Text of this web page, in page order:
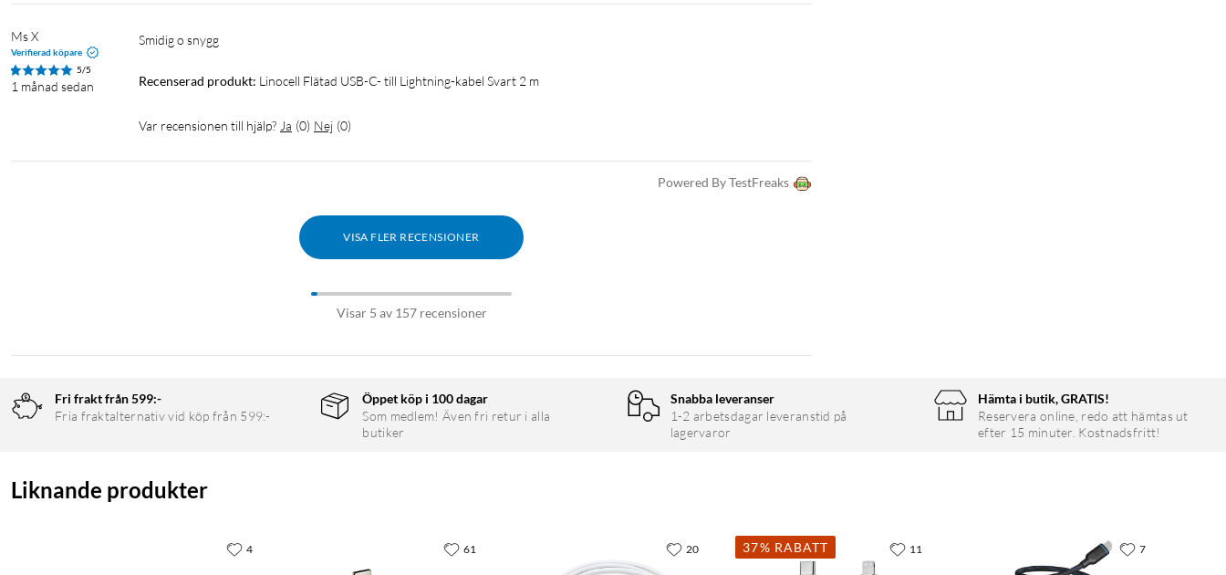
Ms X
Verifierad köpare
5/5
1 månad sedan
Smidig o snygg
Recenserad produkt: Linocell Flätad USB-C- till Lightning-kabel Svart 2 m
Var recensionen till hjälp? Ja (0) Nej (0)
Powered By TestFreaks
VISA FLER RECENSIONER
Visar 5 av 157 recensioner
Fri frakt från 599:-
Fria fraktalternativ vid köp från 599:-
Öppet köp i 100 dagar
Som medlem! Även fri retur i alla
butiker
Snabba leveranser
1-2 arbetsdagar leveranstid på
lagervaror
Hämta i butik, GRATIS!
Reservera online, redo att hämtas ut
efter 15 minuter. Kostnadsfritt!
Liknande produkter
4 61 20 37% RABATT 11 7